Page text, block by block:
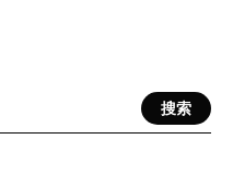
搜索